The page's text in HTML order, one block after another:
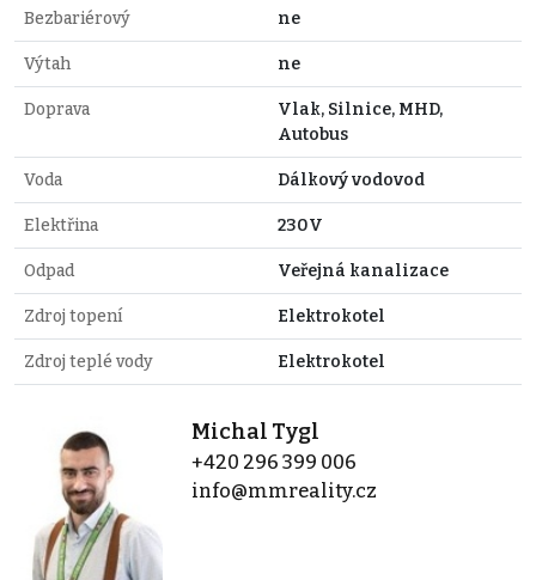
Bezbariérový ne
Výtah ne
Doprava
Vlak, Silnice, MHD,
Autobus
Voda Dálkový vodovod
Elektřina 230V
Odpad Veřejná kanalizace
Zdroj topení Elektrokotel
Zdroj teplé vody Elektrokotel
Michal Tygl
+420 296 399 006
info@mmreality.cz